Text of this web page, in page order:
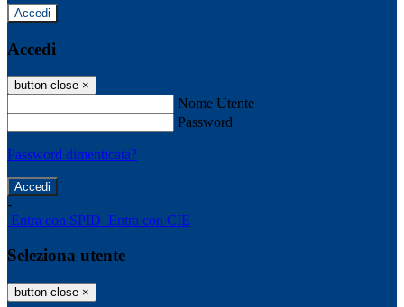
Accedi
Accedi
button close ×
Nome Utente
Password
Password dimenticata?
-
Entra con SPID Entra con CIE
Seleziona utente
button close ×